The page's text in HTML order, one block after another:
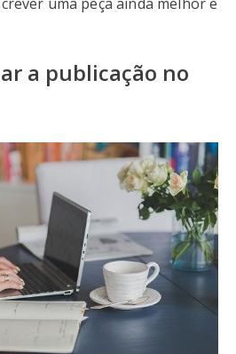
a publicação no